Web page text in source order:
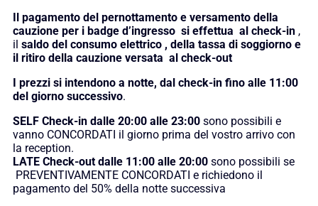
Il pagamento del pernottamento e versamento della
cauzione per i badge d’ingresso si effettua al check-in ,
il saldo del consumo elettrico , della tassa di soggiorno e
il ritiro della cauzione versata al check-out
I prezzi si intendono a notte, dal check-in fino alle 11:00
del giorno successivo.
SELF Check-in dalle 20:00 alle 23:00 sono possibili e
vanno CONCORDATI il giorno prima del vostro arrivo con
la reception.
LATE Check-out dalle 11:00 alle 20:00 sono possibili se
PREVENTIVAMENTE CONCORDATI e richiedono il
pagamento del 50% della notte successiva